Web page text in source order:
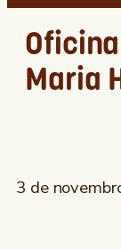
Maria
3 de